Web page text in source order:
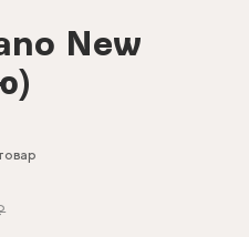
New